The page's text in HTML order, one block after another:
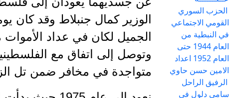
الحزب السوري
القومي الاجتماعي
في النبطية من
العام 1944 حتى
العام 1952 اعداد
الامين حسن حاوي
الرفيق الراحل
سامي دلول في
الوزير كمال جنبلاط وقد كان
الجميل لكان في عداد الأموات
وتوصل إلى اتفاق مع
متواجدة في مخافر ضمن تل